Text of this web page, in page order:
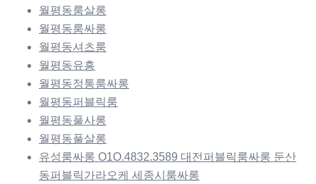
월평동룸살롱
월평동룸싸롱
월평동셔츠룸
월평동유흥
월평동정통룸싸롱
월평동퍼블릭룸
월평동풀사롱
월평동풀살롱
유성룸싸롱 O1O.4832.3589 대전퍼블릭룸싸롱 둔산
동퍼블릭가라오케 세종시룸싸롱